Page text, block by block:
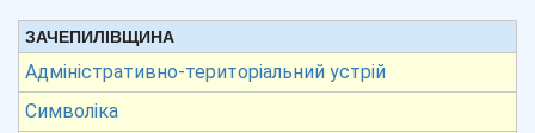
ЗАЧЕПИЛІВЩИНА
Адміністративно-територіальний устрій
Символіка